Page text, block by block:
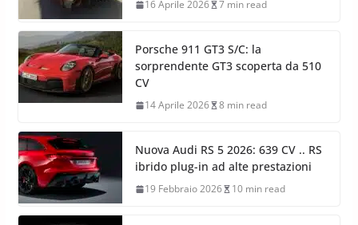
16 Aprile 2026 7 min read
Porsche 911 GT3 S/C: la
sorprendente GT3 scoperta da 510
CV
14 Aprile 2026 8 min read
Nuova Audi RS 5 2026: 639 CV .. RS
ibrido plug-in ad alte prestazioni
19 Febbraio 2026 10 min read